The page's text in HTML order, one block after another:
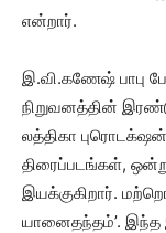
என்றார்.
இ.வி.கணேஷ் பாபு
நிறுவனத்தின்
லத்திகா
திரைப்படங்கள்,
இயக்குகிறார்.
யானைதந்தம்’. இந்த